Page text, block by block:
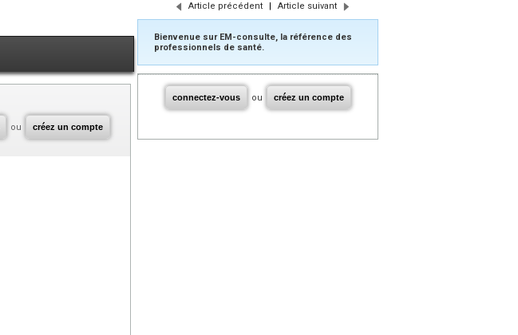
ou créez un compte
Article précédent | Article suivant
Bienvenue sur EM-consulte, la référence des
professionnels de santé.
connectez-vous ou créez un compte